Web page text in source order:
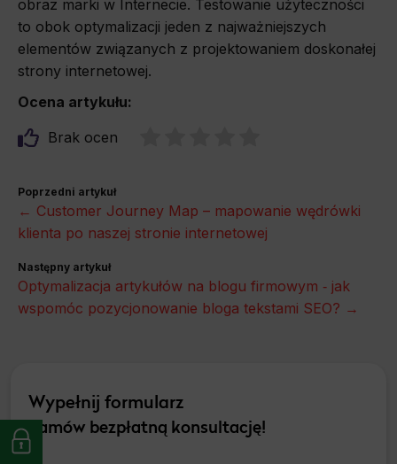
Wypełnij formularz
Zamów bezpłatną konsultację!
obraz marki w Internecie. Testowanie użyteczności
to obok optymalizacji jeden z najważniejszych
elementów związanych z projektowaniem doskonałej
strony internetowej.
Ocena artykułu:
Brak ocen
Poprzedni artykuł
← Customer Journey Map – mapowanie wędrówki
klienta po naszej stronie internetowej
Następny artykuł
Optymalizacja artykułów na blogu firmowym ‑ jak
wspomóc pozycjonowanie bloga tekstami SEO? →